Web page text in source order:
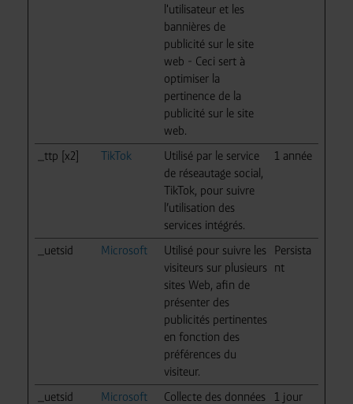
l'utilisateur et les
bannières de
publicité sur le site
web - Ceci sert à
optimiser la
pertinence de la
publicité sur le site
web.
_ttp [x2] TikTok
Utilisé par le service
de réseautage social,
TikTok, pour suivre
l’utilisation des
services intégrés.
1 année
_uetsid Microsoft
Utilisé pour suivre les
visiteurs sur plusieurs
sites Web, afin de
présenter des
publicités pertinentes
en fonction des
préférences du
visiteur.
Persista
nt
_uetsid Microsoft
Collecte des données
1 jour